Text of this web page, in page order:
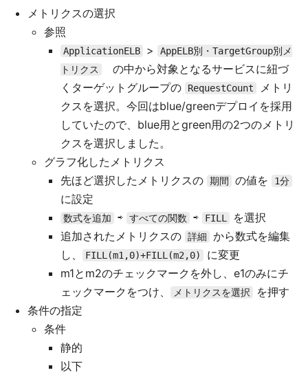
メトリクスの選択
参照
ApplicationELB >
AppELB別・TargetGroup別メ
トリクス
の中から対象となるサービスに紐づ
くターゲットグループの
RequestCount
メトリ
クスを選択。今回はblue/greenデプロイを採用
していたので、blue用とgreen用の2つのメトリ
クスを選択しました。
グラフ化したメトリクス
先ほど選択したメトリクスの 期間 の値を 1分
に設定
数式を追加 ⇨ すべての関数 ⇨ FILL
を選択
追加されたメトリクスの 詳細
から数式を編集
し、
FILL(m1,0)+FILL(m2,0)
に変更
m1とm2のチェックマークを外し、e1のみにチ
ェックマークをつけ、
メトリクスを選択
を押す
条件の指定
条件
静的
以下